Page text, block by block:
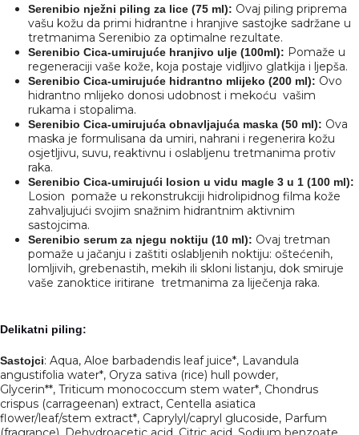
Serenibio nježni piling za lice (75 ml): Ovaj piling priprema
vašu kožu da primi hidrantne i hranjive sastojke sadržane u
tretmanima Serenibio za optimalne rezultate.
Serenibio Cica-umirujuće hranjivo ulje (100ml): Pomaže u
regeneraciji vaše kože, koja postaje vidljivo glatkija i ljepša.
Serenibio Cica-umirujuće hidrantno mlijeko (200 ml): Ovo
hidrantno mlijeko donosi udobnost i mekoću vašim
rukama i stopalima.
Serenibio Cica-umirujuća obnavljajuća maska ​​(50 ml): Ova
maska ​​je formulisana da umiri, nahrani i regenerira kožu
osjetljivu, suvu, reaktivnu i oslabljenu tretmanima protiv
raka.
Serenibio Cica-umirujući losion u vidu magle 3 u 1 (100 ml):
Losion pomaže u rekonstrukciji hidrolipidnog filma kože
zahvaljujući svojim snažnim hidrantnim aktivnim
sastojcima.
Serenibio serum za njegu noktiju (10 ml): Ovaj tretman
pomaže u jačanju i zaštiti oslabljenih noktiju: oštećenih,
lomljivih, grebenastih, mekih ili skloni listanju, dok smiruje
vaše zanoktice iritirane tretmanima za liječenja raka.
Delikatni piling:
Sastojci: Aqua, Aloe barbadendis leaf juice*, Lavandula
angustifolia water*, Oryza sativa (rice) hull powder,
Glycerin**, Triticum monococcum stem water*, Chondrus
crispus (carrageenan) extract, Centella asiatica
flower/leaf/stem extract*, Caprylyl/capryl glucoside, Parfum